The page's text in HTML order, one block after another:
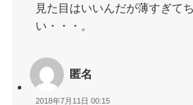
見た目はいいんだが薄すぎて
い・・・。
匿名
2018年7月11日 00:15